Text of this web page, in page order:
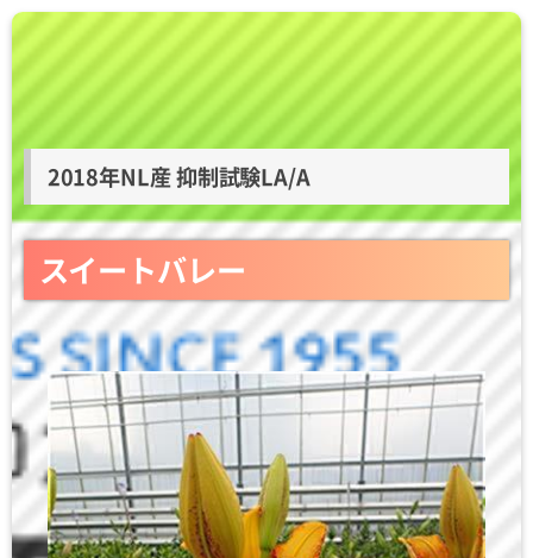
2018年NL産 抑制試験LA/A
スイートバレー